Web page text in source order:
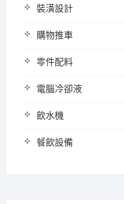
裝潢設計
購物推車
零件配料
電腦冷卻液
飲水機
餐飲設備